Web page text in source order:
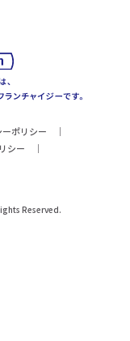
ポリシー
シー
Reserved.